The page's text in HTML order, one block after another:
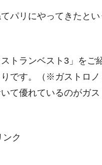
パリにやってきたと
トランベスト3」をご
です。（※ガストロ
て優れているのがガ
ンク